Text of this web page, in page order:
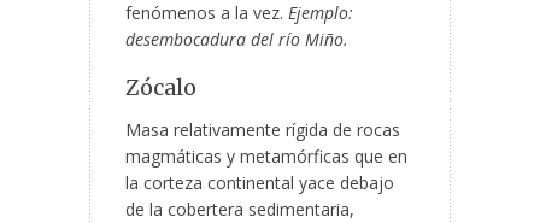
fenómenos a la vez. Ejemplo:
desembocadura del río Miño.
Zócalo
Masa relativamente rígida de rocas
magmáticas y metamórficas que en
la corteza continental yace debajo
de la cobertera sedimentaria,